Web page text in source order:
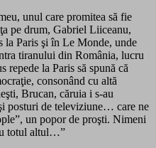
unul care promitea să fie
pe drum, Gabriel Liiceanu,
la Paris şi în Le Monde, unde
tiranului din România, lucru
repede la Paris să spună că
consonând cu altă
Brucan, căruia i s-au
posturi de televiziune… care ne
un popor de proşti. Nimeni
totul altul…”